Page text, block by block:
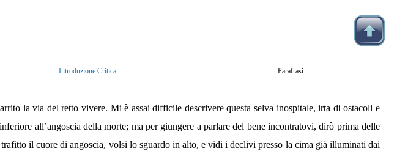
Introduzione Critica Parafrasi
la via del retto vivere. Mi è assai difficile descrivere questa selva inospitale, irta di ostacoli e
all’angoscia della morte; ma per giungere a parlare del bene incontratovi, dirò prima delle
il cuore di angoscia, volsi lo sguardo in alto, e vidi i declivi presso la cima già illuminati dai